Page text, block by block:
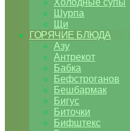
Холодные супы
Шурпа
Щи
ГОРЯЧИЕ БЛЮДА
Азу
Антрекот
Бабка
Бефстроганов
Бешбармак
Бигус
Биточки
Бифштекс